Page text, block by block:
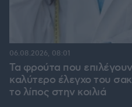
Τα φρούτα που
καλύτερο έλεγχο του
το λίπος στην κοιλιά
06.08.2026, 08:01